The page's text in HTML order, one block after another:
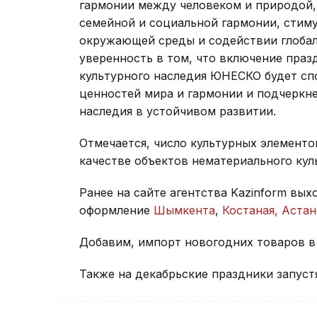
гармонии между человеком и
семейной и социальной гармонии,
окружающей среды и содействии
уверенность в том, что включение
культурного наследия ЮНЕСКО будет
ценностей мира и гармонии и
наследия в устойчивом развитии.
Отмечается, число культурных
качестве объектов нематериального
Ранее на сайте агентства Kazinform
оформление Шымкента, Костаная,
Добавим, импорт новогодних товаров
Также на декабрьские праздники